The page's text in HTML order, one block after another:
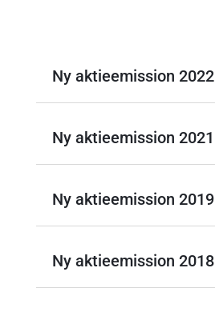
Ny aktieemission 2022
Ny aktieemission 2021
Ny aktieemission 2019
Ny aktieemission 2018